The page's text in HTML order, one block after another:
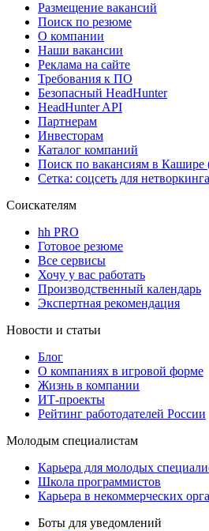
Размещение вакансий
Поиск по резюме
О компании
Наши вакансии
Реклама на сайте
Требования к ПО
Безопасный HeadHunter
HeadHunter API
Партнерам
Инвесторам
Каталог компаний
Поиск по вакансиям в Кашире
Сетка: соцсеть для нетворкинга
Соискателям
hh PRO
Готовое резюме
Все сервисы
Хочу у вас работать
Производственный календарь
Экспертная рекомендация
Новости и статьи
Блог
О компаниях в игровой форме
Жизнь в компании
ИТ-проекты
Рейтинг работодателей России
Молодым специалистам
Карьера для молодых
Школа программистов
Карьера в некоммерческих
Боты для уведомлений